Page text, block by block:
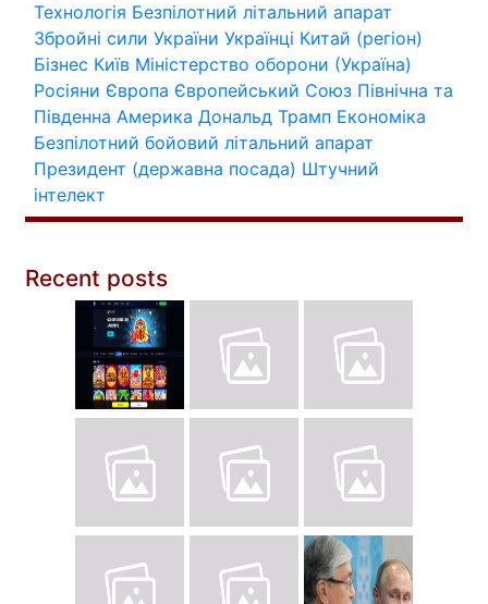
Технологія Безпілотний літальний апарат
Збройні сили України Українці Китай (регіон)
Бізнес Київ Міністерство оборони (Україна)
Росіяни Європа Європейський Союз Північна та
Південна Америка Дональд Трамп Економіка
Безпілотний бойовий літальний апарат
Президент (державна посада) Штучний
інтелект
Recent posts